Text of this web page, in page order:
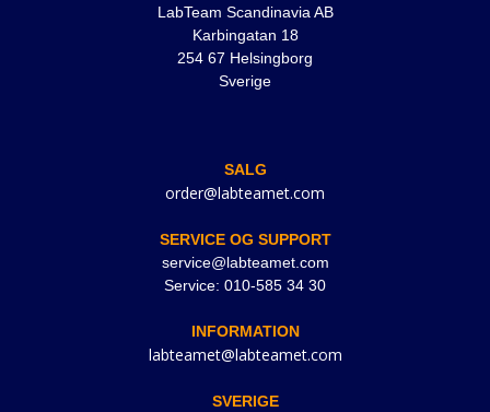
LabTeam Scandinavia AB
Karbingatan 18
254 67 Helsingborg
Sverige
SALG
order@labteamet.com
SERVICE OG SUPPORT
service@labteamet.com
Service: 010-585 34 30
INFORMATION
labteamet@labteamet.com
SVERIGE